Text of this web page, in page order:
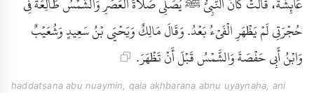
حُجْرَتِي لَمْ يَظْهَرِ الْفَىْءُ بَعْدُ. وَقَالَ مَالِكٌ وَيَحْيَى بْنُ سَعِيدٍ وَشُعَيْبٌ
وَابْنُ أَبِي حَفْصَةَ وَالشَّمْسُ قَبْلَ أَنْ تَظْهَرَ.
haddatsana abu nuaymin, qala akhbarana abnu uyaynaha, ani